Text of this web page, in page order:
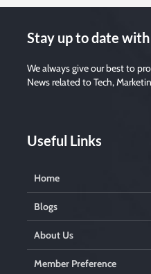
i
e
l
e
m
p
t
Stay up to date with
We always give our best to
News related to Tech,
Useful Links
Home
Blogs
About Us
Member Preference